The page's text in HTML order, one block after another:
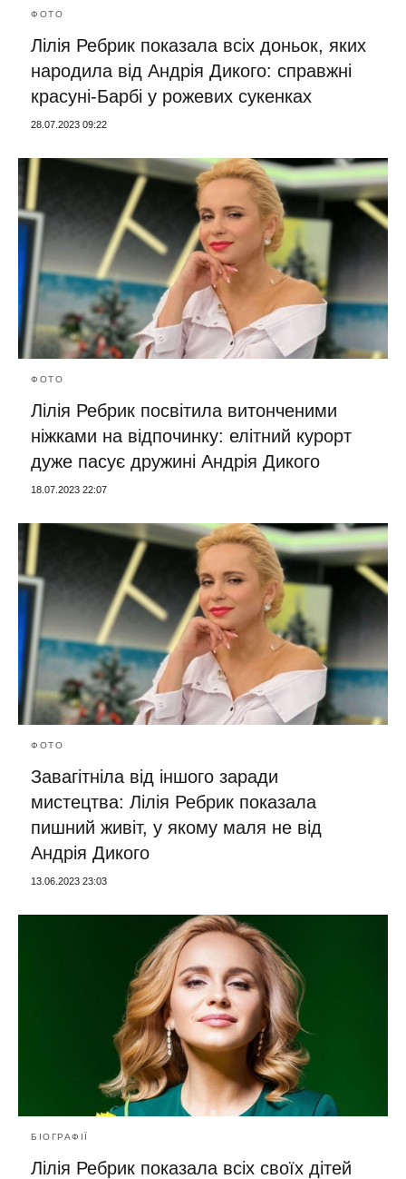
ФОТО
Лілія Ребрик показала всіх доньок, яких
народила від Андрія Дикого: справжні
красуні-Барбі у рожевих сукенках
28.07.2023 09:22
ФОТО
Лілія Ребрик посвітила витонченими
ніжками на відпочинку: елітний курорт
дуже пасує дружині Андрія Дикого
18.07.2023 22:07
ФОТО
Завагітніла від іншого заради
мистецтва: Лілія Ребрик показала
пишний живіт, у якому маля не від
Андрія Дикого
13.06.2023 23:03
БІОГРАФІЇ
Лілія Ребрик показала всіх своїх дітей